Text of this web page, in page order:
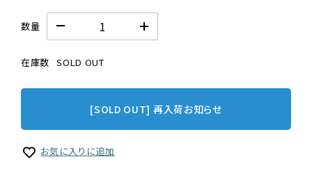
数量
在庫数 SOLD OUT
[SOLD OUT] 再入荷お知らせ
お気に入りに追加